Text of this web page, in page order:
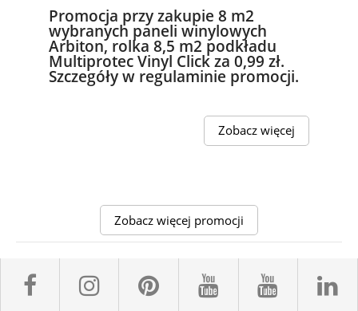
Promocja przy zakupie 8 m2
wybranych paneli winylowych
Arbiton, rolka 8,5 m2 podkładu
Multiprotec Vinyl Click za 0,99 zł.
Szczegóły w regulaminie promocji.
Zobacz więcej
Zobacz więcej promocji
facebook sklepyBELPOL
instagram
pinterestyoutube